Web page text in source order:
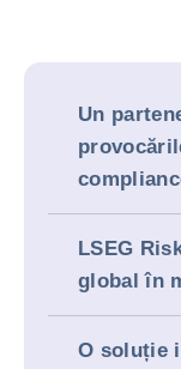
Un
LSEG
global în
O soluție